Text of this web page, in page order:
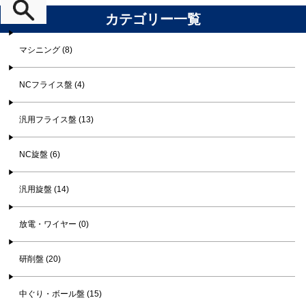
カテゴリー一覧
マシニング (8)
NCフライス盤 (4)
汎用フライス盤 (13)
NC旋盤 (6)
汎用旋盤 (14)
放電・ワイヤー (0)
研削盤 (20)
中ぐり・ボール盤 (15)